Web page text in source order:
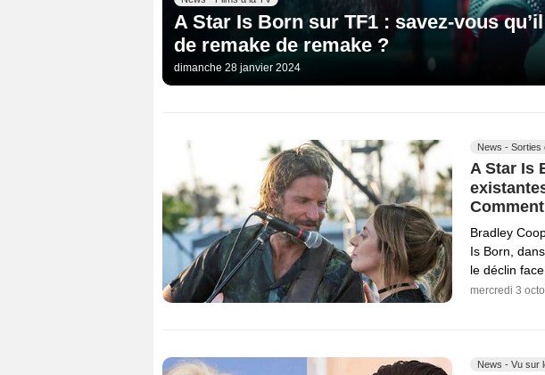
A Star Is Born sur TF1 : savez-vous
de remake de remake ?
dimanche 28 janvier 2024
News - Sorties
A Star Is
Bradley
Is Born,
le déclin
mercredi 3
News - Vu sur